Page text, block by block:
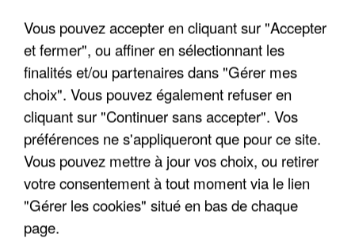
UNE TOURISTE DE L’OISE EMPORTÉE PAR UNE
COULÉE DE BOUE EN HAUTE-SAVOIE
Vous pouvez accepter en cliquant sur "Accepter
et fermer", ou affiner en sélectionnant les
finalités et/ou partenaires dans "Gérer mes
choix". Vous pouvez également refuser en
cliquant sur "Continuer sans accepter". Vos
préférences ne s'appliqueront que pour ce site.
Vous pouvez mettre à jour vos choix, ou retirer
votre consentement à tout moment via le lien
"Gérer les cookies" situé en bas de chaque
page.